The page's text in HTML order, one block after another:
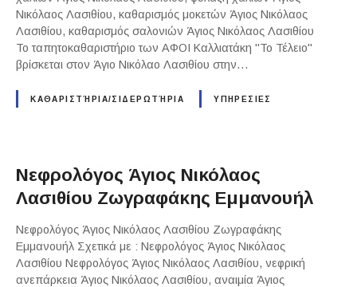
Νικόλαος Λασιθίου, καθαρισμός μοκετών Άγιος Νικόλαος
Λασιθίου, καθαρισμός σαλονιών Άγιος Νικόλαος Λασιθίου
Το ταπητοκαθαριστήριο των ΑΦΟΙ Καλλιατάκη "Το Τέλειο"
βρίσκεται στον Άγιο Νικόλαο Λασιθίου στην…
ΚΑΘΑΡΙΣΤΉΡΙΑ/ΣΙΔΕΡΩΤΉΡΙΑ ΥΠΗΡΕΣΙΕΣ
Νεφρολόγος Άγιος Νικόλαος
Λασιθίου Ζωγραφάκης Εμμανουήλ
Νεφρολόγος Άγιος Νικόλαος Λασιθίου Ζωγραφάκης
Εμμανουήλ Σχετικά με : Νεφρολόγος Άγιος Νικόλαος
Λασιθίου Νεφρολόγος Άγιος Νικόλαος Λασιθίου, νεφρική
ανεπάρκεια Άγιος Νικόλαος Λασιθίου, αναιμία Άγιος